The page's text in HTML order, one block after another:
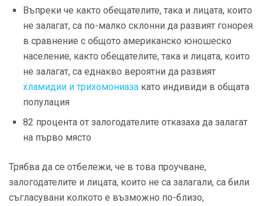
Въпреки че както обещателите, така и лицата, които
не залагат, са по-малко склонни да развият гонорея
в сравнение с общото американско юношеско
население, както обещателите, така и лицата, които
не залагат, са еднакво вероятни да развият
хламидии и трихомониаза като индивиди в общата
популация
82 процента от залогодателите отказаха да залагат
на първо място
Трябва да се отбележи, че в това проучване,
залогодателите и лицата, които не са залагали, са били
съгласувани колкото е възможно по-близо,